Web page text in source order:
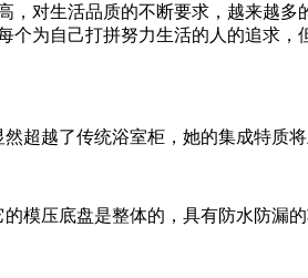
对生活品质的不断要求，越来越多
个为自己打拼努力生活的人的追求
越了传统浴室柜，她的集成特质将
压底盘是整体的，具有防水防漏的